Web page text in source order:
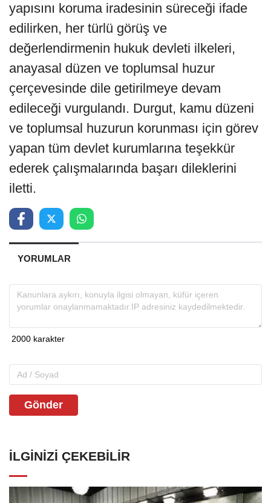
yapısını koruma iradesinin süreceği ifade
edilirken, her türlü görüş ve
değerlendirmenin hukuk devleti ilkeleri,
anayasal düzen ve toplumsal huzur
çerçevesinde dile getirilmeye devam
edileceği vurgulandı. Durgut, kamu düzeni
ve toplumsal huzurun korunması için görev
yapan tüm devlet kurumlarına teşekkür
ederek çalışmalarında başarı dileklerini
iletti.
YORUMLAR
Gönder
İLGINIZI ÇEKEBILIR